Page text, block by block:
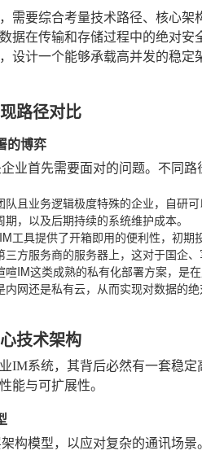
需要综合考量技术路径、核心
据在传输和存储过程中的绝对
设计一个能够承载高并发的稳
路径对比
的博弈
业首先需要面对的问题。不同
队且业务逻辑极度特殊的企业，自研
，以及后期持续的系统维护成本。
工具提供了开箱即用的便利性，初
方服务商的服务器上，这对于国企
喧IM这类成熟的私有化部署方案，是
网还是私有云，从而实现对数据的
技术架构
IM系统，其背后必然有一套稳
能与可扩展性。
构模型，以应对复杂的通讯场景